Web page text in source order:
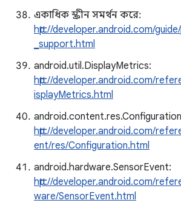
একাধিক স্ক্রীন সমর্থন করে:
http://developer.android.com/
_support.html
android.util.DisplayMetrics:
http://developer.android.com/
isplayMetrics.html
http://developer.android.com/
ent/res/Configuration.html
android.hardware.SensorEvent:
http://developer.android.com/
ware/SensorEvent.html